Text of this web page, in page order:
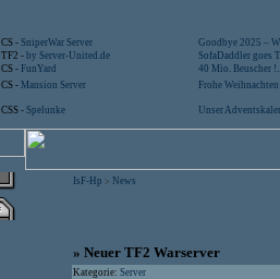
CS - SniperWar Server
Goodbye 2025 –
TF2 - by Server-United.de
SofaDaddler goes
CS - FunYard
40 Mio. Beuscher
CS - Mansion Server
Frohe
CSS - Spelunke Unser
IsF-Hp > News
» Neuer TF2 Warserver
Kategorie: Server